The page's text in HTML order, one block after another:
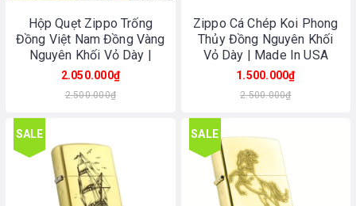
Hộp Quẹt Zippo Trống
Đồng Việt Nam Đồng Vàng
Nguyên Khối Vỏ Dày |
Made In USA
2.050.000₫
2.500.000₫
Zippo Cá Chép Koi Phong
Thủy Đồng Nguyên Khối
Vỏ Dày | Made In USA
1.500.000₫
2.500.000₫
SALE SALE